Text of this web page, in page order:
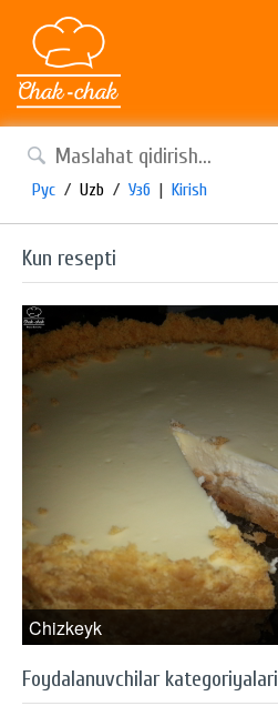
Рус / Uzb / Узб | Kirish
Kun resepti
Chizkeyk
Foydalanuvchilar kategoriyalari